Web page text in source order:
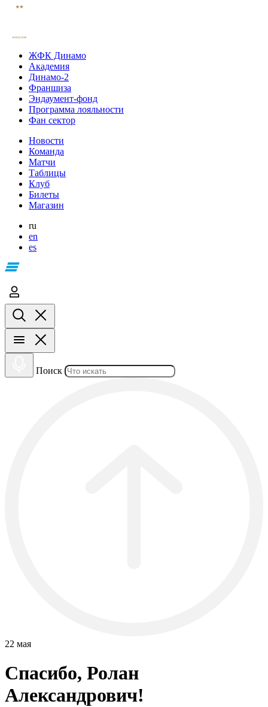
ЖФК Динамо
Академия
Динамо-2
Франшиза
Эндаумент-фонд
Программа лояльности
Фан сектор
Новости
Команда
Матчи
Таблицы
Клуб
Билеты
Магазин
ru
en
es
Поиск
22 мая
Спасибо, Ролан
Александрович!